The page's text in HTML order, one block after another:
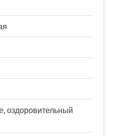
оздоровительный